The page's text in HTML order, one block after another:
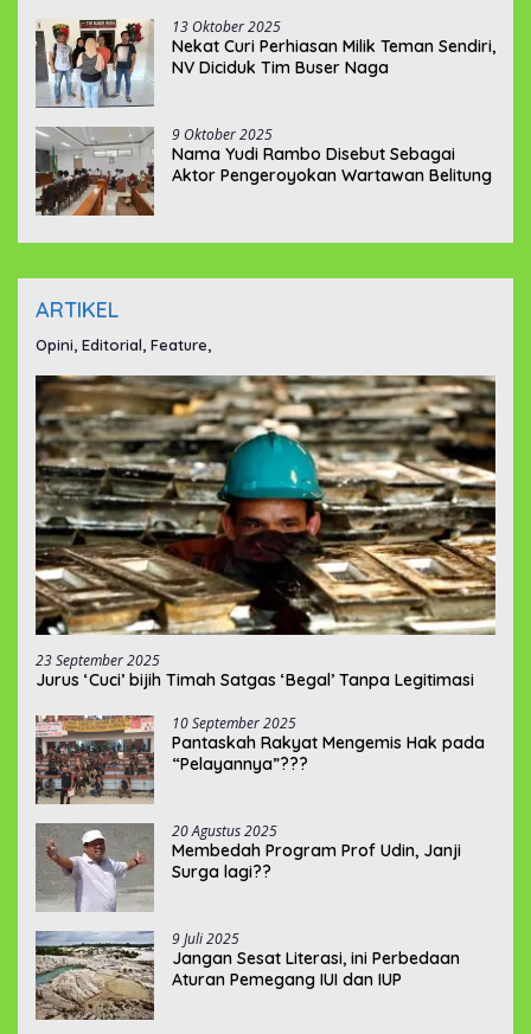
13 Oktober 2025
Nekat Curi Perhiasan Milik Teman Sendiri,
NV Diciduk Tim Buser Naga
9 Oktober 2025
Nama Yudi Rambo Disebut Sebagai
Aktor Pengeroyokan Wartawan Belitung
ARTIKEL
Opini, Editorial, Feature,
23 September 2025
Jurus ‘Cuci’ bijih Timah Satgas ‘Begal’ Tanpa Legitimasi
10 September 2025
Pantaskah Rakyat Mengemis Hak pada
“Pelayannya”???
20 Agustus 2025
Membedah Program Prof Udin, Janji
Surga lagi??
9 Juli 2025
Jangan Sesat Literasi, ini Perbedaan
Aturan Pemegang IUI dan IUP